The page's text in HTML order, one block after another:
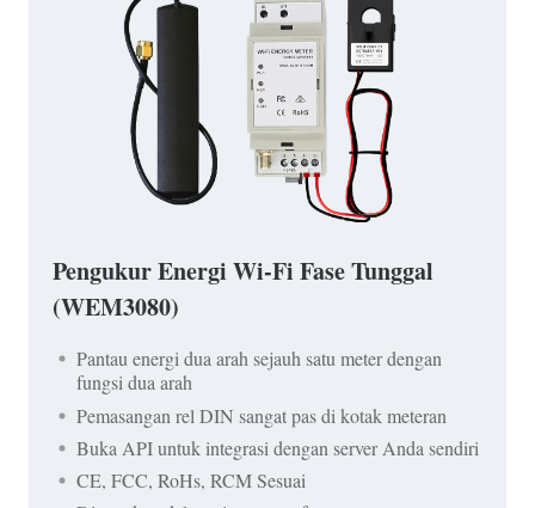
Pengukur Energi Wi-Fi Fase Tunggal
(WEM3080)
Pantau energi dua arah sejauh satu meter dengan
fungsi dua arah
Pemasangan rel DIN sangat pas di kotak meteran
Buka API untuk integrasi dengan server Anda sendiri
CE, FCC, RoHs, RCM Sesuai